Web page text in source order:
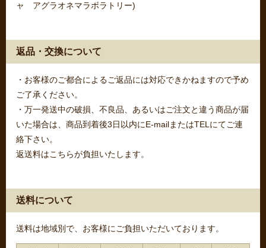
ャ アグラオネマラボラトリー)
返品・交換について
・お客様のご都合によるご返品には対応できかねますので予め
ご了承ください。
・万一発送中の破損、不良品、あるいはご注文と違う商品が届
いた場合は、商品到着後3日以内にE-mailまたはTELにてご連
絡下さい。
返送料はこちらが負担いたします。
送料について
送料は地域別で、お客様にご負担いただいております。